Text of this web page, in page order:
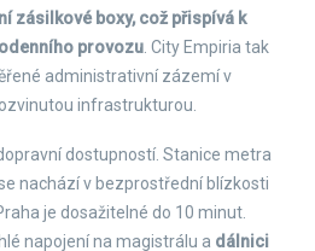
zásilkové boxy, což přispívá k
provozu . City Empiria tak
administrativní zázemí v
infrastrukturou.
dostupností. Stanice metra
nachází v bezprostřední blízkosti
je dosažitelné do 10 minut.
napojení na magistrálu a dálnici